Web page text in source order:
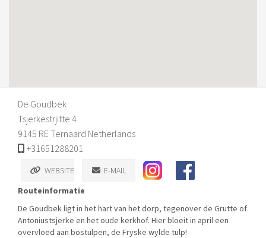
De Goudbek
Tsjerkestrjitte 4
9145 RE Ternaard Netherlands
+31651288201
WEBSITE
E-MAIL
Routeinformatie
De Goudbek ligt in het hart van het dorp, tegenover de Grutte of
Antoniustsjerke en het oude kerkhof. Hier bloeit in april een
overvloed aan bostulpen, de Fryske wylde tulp!